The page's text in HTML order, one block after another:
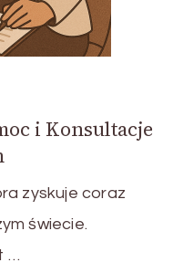
i Konsultacje
zyskuje coraz
świecie.
…